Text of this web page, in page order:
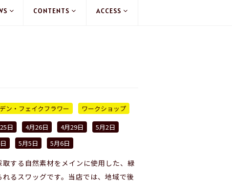
CONTENTS ACCESS
ン・フェイクフラワー
ワークショップ
日 4月26日 4月29日
5月2日
5月5日 5月6日
取する自然素材をメインに使用した、緑
れるスワッグです。当店では、地域で後